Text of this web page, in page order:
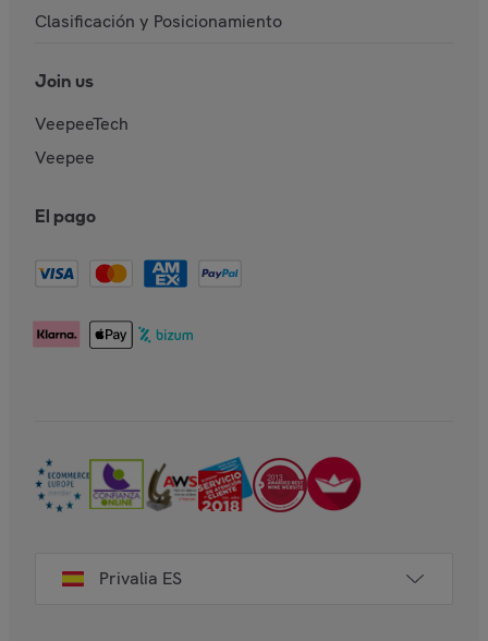
Clasificación y Posicionamiento
Join us
VeepeeTech
Veepee
El pago
Privalia ES